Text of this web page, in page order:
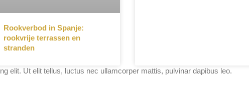
Rookverbod in Spanje:
rookvrije terrassen en
stranden
elit. Ut elit tellus, luctus nec ullamcorper mattis, pulvinar dapibus leo.